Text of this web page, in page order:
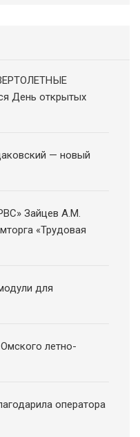
День открытых
— новый
Зайцев А.М.
«Трудовая
для
летно-
оператора